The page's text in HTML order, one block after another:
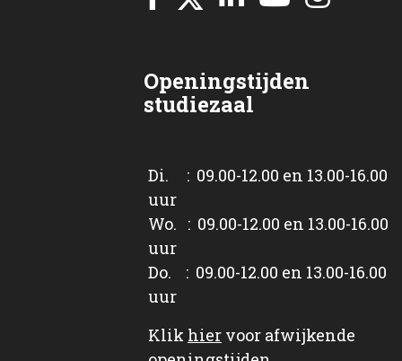
Openingstijden
studiezaal
Di. : 09.00-12.00 en 13.00-16.00
uur
Wo. : 09.00-12.00 en 13.00-16.00
uur
Do. : 09.00-12.00 en 13.00-16.00
uur
Klik hier voor afwijkende